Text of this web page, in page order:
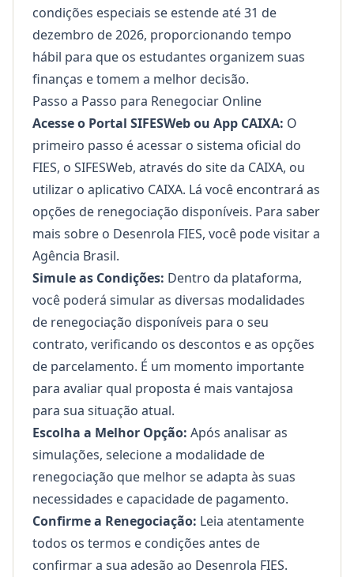
condições especiais se estende até 31 de
dezembro de 2026, proporcionando tempo
hábil para que os estudantes organizem suas
finanças e tomem a melhor decisão.
Passo a Passo para Renegociar Online
Acesse o Portal SIFESWeb ou App CAIXA: O
primeiro passo é acessar o sistema oficial do
FIES, o SIFESWeb, através do site da CAIXA, ou
utilizar o aplicativo CAIXA. Lá você encontrará as
opções de renegociação disponíveis. Para saber
mais sobre o Desenrola FIES, você pode visitar a
Agência Brasil.
Simule as Condições: Dentro da plataforma,
você poderá simular as diversas modalidades
de renegociação disponíveis para o seu
contrato, verificando os descontos e as opções
de parcelamento. É um momento importante
para avaliar qual proposta é mais vantajosa
para sua situação atual.
Escolha a Melhor Opção: Após analisar as
simulações, selecione a modalidade de
renegociação que melhor se adapta às suas
necessidades e capacidade de pagamento.
Confirme a Renegociação: Leia atentamente
todos os termos e condições antes de
confirmar a sua adesão ao Desenrola FIES.